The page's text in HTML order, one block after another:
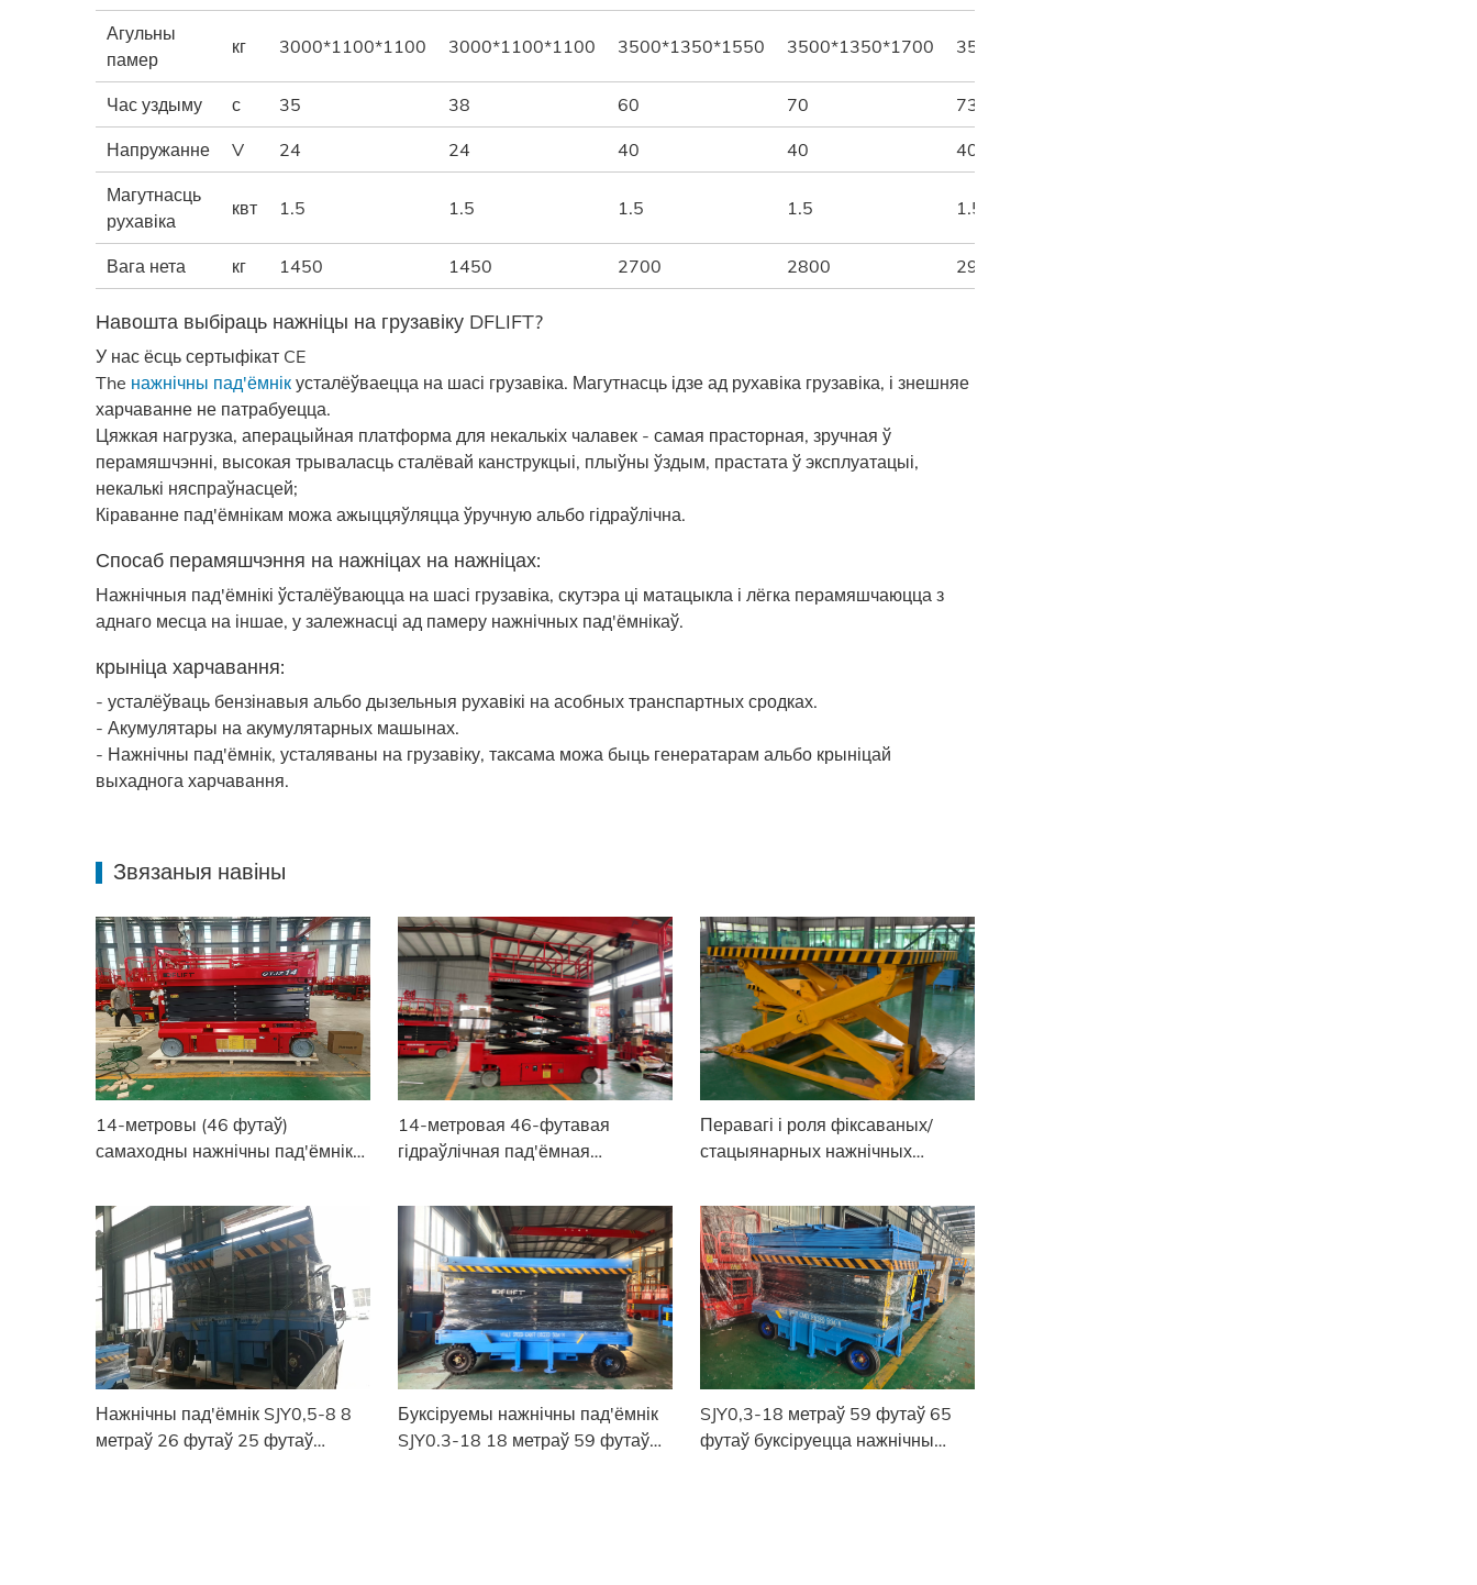
Агульны
памер
кг 3000*1100*1100 3000*1100*1100 3500*1350*1550 3500*1350*1700 3500*1350*1850
Час уздыму с 35 38 60 70 73
Напружанне V 24 24 40 40 40
Магутнасць
рухавіка
квт 1.5 1.5 1.5 1.5 1.5
Вага нета кг 1450 1450 2700 2800 2900
Навошта выбіраць нажніцы на грузавіку DFLIFT?
У нас ёсць сертыфікат CE
The нажнічны пад'ёмнік усталёўваецца на шасі грузавіка. Магутнасць ідзе ад рухавіка грузавіка, і знешняе
харчаванне не патрабуецца.
Цяжкая нагрузка, аперацыйная платформа для некалькіх чалавек - самая прасторная, зручная ў
перамяшчэнні, высокая трываласць сталёвай канструкцыі, плыўны ўздым, прастата ў эксплуатацыі,
некалькі няспраўнасцей;
Кіраванне пад'ёмнікам можа ажыццяўляцца ўручную альбо гідраўлічна.
Спосаб перамяшчэння на нажніцах на нажніцах:
Нажнічныя пад'ёмнікі ўсталёўваюцца на шасі грузавіка, скутэра ці матацыкла і лёгка перамяшчаюцца з
аднаго месца на іншае, у залежнасці ад памеру нажнічных пад'ёмнікаў.
крыніца харчавання:
- усталёўваць бензінавыя альбо дызельныя рухавікі на асобных транспартных сродках.
- Акумулятары на акумулятарных машынах.
- Нажнічны пад'ёмнік, усталяваны на грузавіку, таксама можа быць генератарам альбо крыніцай
выхаднога харчавання.
Звязаныя навіны
14-метровы (46 футаў)
самаходны нажнічны пад'ёмнік
адпраўлены ў Фейсалабад,
Пакістан
14-метровая 46-футавая
гідраўлічная пад'ёмная
выраўноўваннем у Індыю
Перавагі і роля фіксаваных/
стацыянарных нажнічных
Нажнічны пад'ёмнік SJY0,5-8 8
метраў 26 футаў 25 футаў
Буксіруемы нажнічны пад'ёмнік
SJY0.3-18 18 метраў 59 футаў
SJY0,3-18 метраў 59 футаў 65
футаў буксіруецца нажнічны